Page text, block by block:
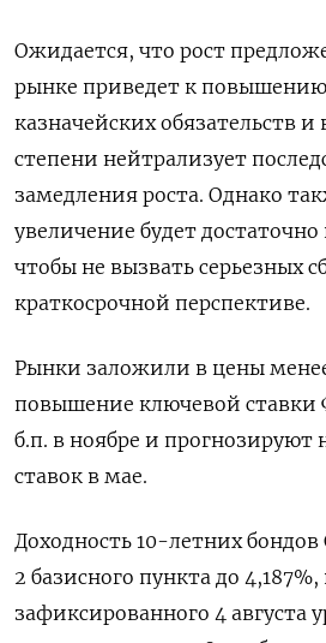
Ожидается, что рост
рынке приведет к
казначейских обязательств и
степени нейтрализует
замедления роста. Однако
увеличение будет
чтобы не вызвать серьезных
краткосрочной перспективе.
Рынки заложили в цены
повышение ключевой ставки
б.п. в ноябре и прогнозируют
ставок в мае.
Доходность 10-летних
2 базисного пункта до
зафиксированного 4 августа